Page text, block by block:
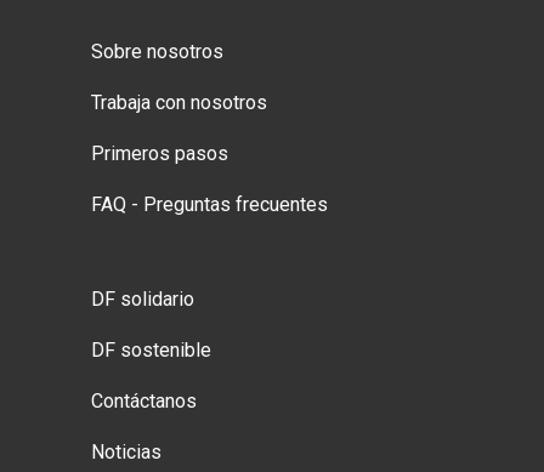
Sobre nosotros
Trabaja con nosotros
Primeros pasos
FAQ - Preguntas frecuentes
DF solidario
DF sostenible
Contáctanos
Noticias